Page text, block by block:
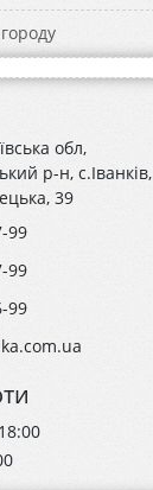
обл,
р-н, с.Іванків,
39
99
99
99